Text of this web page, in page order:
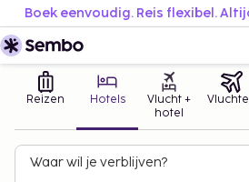
Boek eenvoudig. Reis flexibel.
Reizen Hotels
Vlucht +
hotel
Waar wil je verblijven?